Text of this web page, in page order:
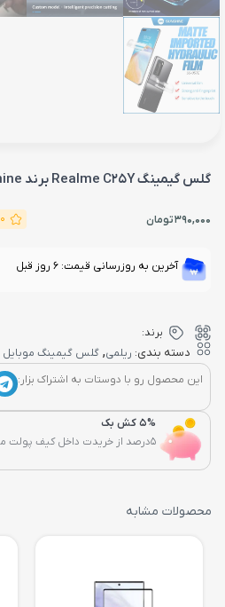
گلس گیمینگ Realme C25Y برند SunShine
390,000تومان 0
آخرین به روزرسانی قیمت: 6 روز قبل
برند:
دسته بندی: ریلمی, گلس گیمینگ موبایل
این محصول رو با دوستات به اشتراک بزار:
5% کش بک
5درصد از خریدت داخل کیف پولت میره...
محصولات مشابه